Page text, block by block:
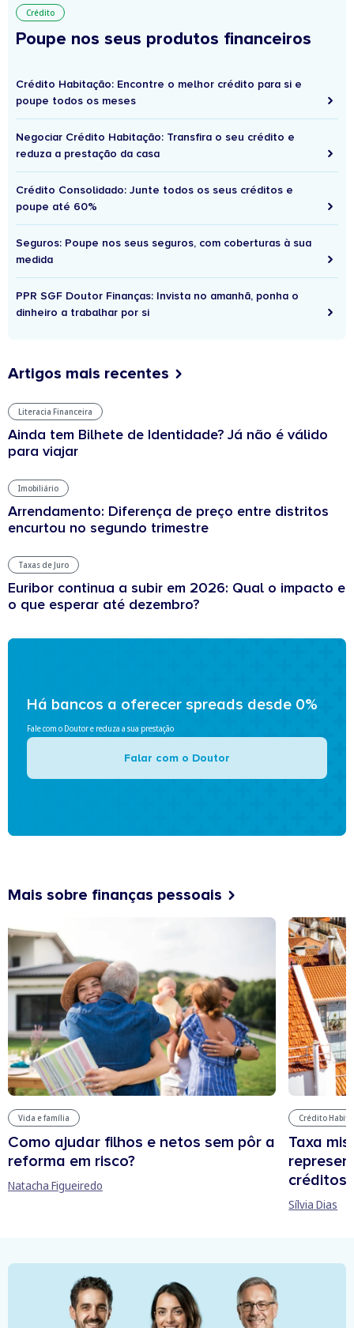
Crédito
Poupe nos seus produtos financeiros
Crédito Habitação: Encontre o melhor crédito para si e
poupe todos os meses
Negociar Crédito Habitação: Transfira o seu crédito e
reduza a prestação da casa
Crédito Consolidado: Junte todos os seus créditos e
poupe até 60%
Seguros: Poupe nos seus seguros, com coberturas à sua
medida
PPR SGF Doutor Finanças: Invista no amanhã, ponha o
dinheiro a trabalhar por si
Artigos mais recentes
Literacia Financeira
Ainda tem Bilhete de Identidade? Já não é válido
para viajar
Imobiliário
Arrendamento: Diferença de preço entre distritos
encurtou no segundo trimestre
Taxas de Juro
Euribor continua a subir em 2026: Qual o impacto e
o que esperar até dezembro?
Há bancos a oferecer spreads desde 0%
Fale com o Doutor e reduza a sua prestação
Falar com o Doutor
Mais sobre finanças pessoais
Vida e família
Como ajudar filhos e netos sem pôr a
reforma em risco?
Natacha Figueiredo
Crédito
Taxa
créditos
Sílvia Dias